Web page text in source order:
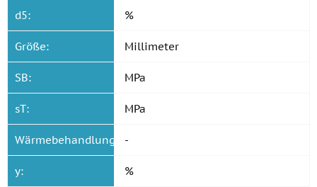
d5: %
Größe: Millimeter
SB: MPa
sT: MPa
Wärmebehandlung.: -
y: %